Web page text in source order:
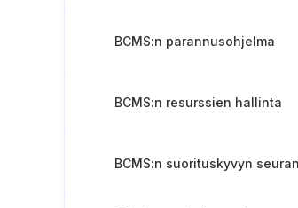
BCMS:n parannusohjelma
BCMS:n resurssien hallinta
BCMS:n suorituskyvyn